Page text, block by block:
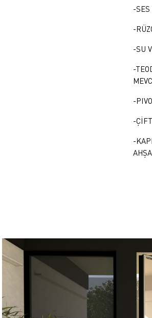
-SES
-
-SU
-
-
-
-